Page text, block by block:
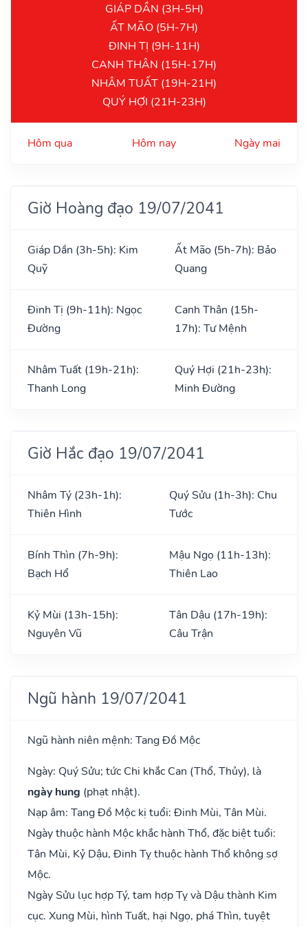
GIÁP DẦN (3H-5H)
ẤT MÃO (5H-7H)
ĐINH TỊ (9H-11H)
CANH THÂN (15H-17H)
NHÂM TUẤT (19H-21H)
QUÝ HỢI (21H-23H)
Hôm qua Hôm nay Ngày mai
Giờ Hoàng đạo 19/07/2041
Giáp Dần (3h-5h): Kim
Quỹ
Ất Mão (5h-7h): Bảo
Quang
Đinh Tị (9h-11h): Ngọc
Đường
Canh Thân (15h-
17h): Tư Mệnh
Nhâm Tuất (19h-21h):
Thanh Long
Quý Hợi (21h-23h):
Minh Đường
Giờ Hắc đạo 19/07/2041
Nhâm Tý (23h-1h):
Thiên Hình
Quý Sửu (1h-3h): Chu
Tước
Bính Thìn (7h-9h):
Bạch Hổ
Mậu Ngọ (11h-13h):
Thiên Lao
Kỷ Mùi (13h-15h):
Nguyên Vũ
Tân Dậu (17h-19h):
Câu Trận
Ngũ hành 19/07/2041
Ngũ hành niên mệnh: Tang Đồ Mộc
Ngày: Quý Sửu; tức Chi khắc Can (Thổ, Thủy), là
ngày hung (phạt nhật).
Nạp âm: Tang Đồ Mộc kị tuổi: Đinh Mùi, Tân Mùi.
Ngày thuộc hành Mộc khắc hành Thổ, đặc biệt tuổi:
Tân Mùi, Kỷ Dậu, Đinh Tỵ thuộc hành Thổ không sợ
Mộc.
Ngày Sửu lục hợp Tý, tam hợp Tỵ và Dậu thành Kim
cục. Xung Mùi, hình Tuất, hại Ngọ, phá Thìn, tuyệt